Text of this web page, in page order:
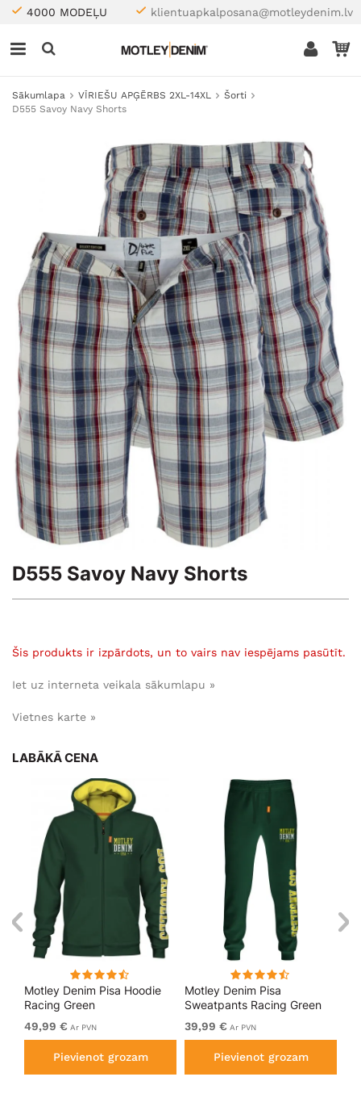
4000 MODEĻU klientuapkalposana@motleydenim.lv
Sākumlapa VĪRIEŠU APĢĒRBS 2XL-14XL
Šorti
D555 Savoy Navy Shorts
D555 Savoy Navy Shorts
Šis produkts ir izpārdots, un to vairs nav iespējams pasūtīt.
Iet uz interneta veikala sākumlapu »
Vietnes karte »
LABĀKĀ CENA
Motley Denim Pisa Hoodie
Racing Green
49,99 € Ar PVN
Pievienot grozam
Motley Denim Pisa
Sweatpants Racing Green
39,99 € Ar PVN
Pievienot grozam